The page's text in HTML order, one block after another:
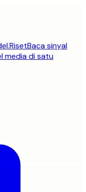
RisetBaca sinyal
media di satu